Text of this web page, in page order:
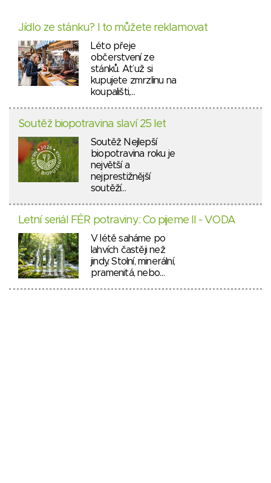
Jídlo ze stánku? I to můžete reklamovat
Léto přeje
občerstvení ze
stánků. Ať už si
kupujete zmrzlinu na
koupališti,…
Soutěž biopotravina slaví 25 let
Soutěž Nejlepší
biopotravina roku je
největší a
nejprestižnější
soutěží…
Letní seriál FÉR potraviny: Co pijeme II - VODA
V létě saháme po
lahvích častěji než
jindy. Stolní, minerální,
pramenitá, nebo…